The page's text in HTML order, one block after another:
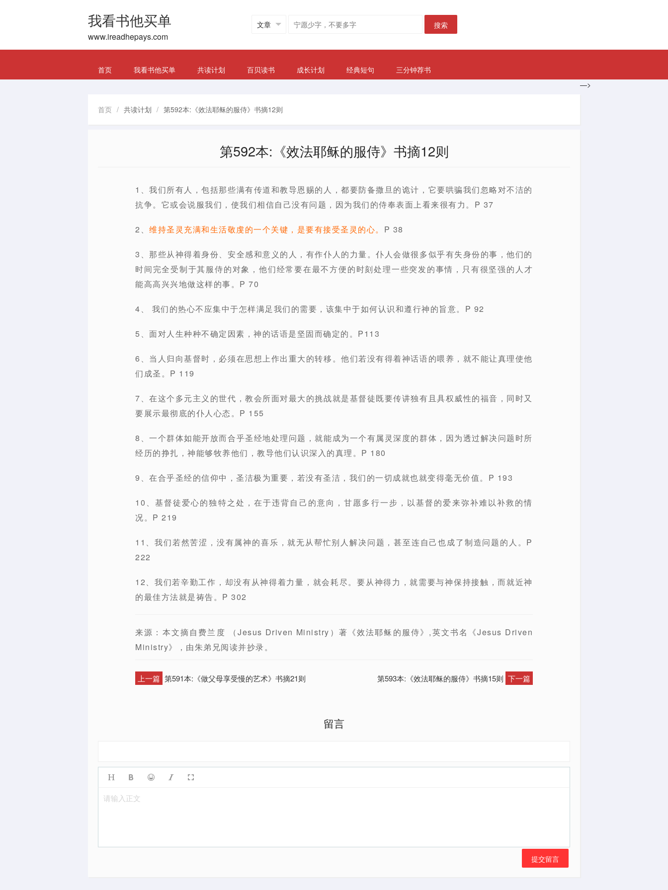
我看书他买单
www.ireadhepays.com
搜索
首页 我看书他买单 共读计划 百贝读书 成长计划 经典短句
三分钟荐书
—>
首页 / 共读计划 / 第592本:《效法耶稣的服侍》书摘12则
第592本:《效法耶稣的服侍》书摘12则
1、我们所有人，包括那些满有传道和教导恩赐的人，都要防备撒旦的诡计，它要哄骗我们忽略对不洁的
抗争。它或会说服我们，使我们相信自己没有问题，因为我们的侍奉表面上看来很有力。P 37
2、 维持圣灵充满和生活敬虔的一个关键，是要有接受圣灵的心。 P 38
3、那些从神得着身份、安全感和意义的人，有作仆人的力量。仆人会做很多似乎有失身份的事，他们的
时间完全受制于其服侍的对象，他们经常要在最不方便的时刻处理一些突发的事情，只有很坚强的人才
能高高兴兴地做这样的事。P 70
4、 我们的热心不应集中于怎样满足我们的需要，该集中于如何认识和遵行神的旨意。P 92
5、面对人生种种不确定因素，神的话语是坚固而确定的。P113
6、当人归向基督时，必须在思想上作出重大的转移。他们若没有得着神话语的喂养，就不能让真理使他
们成圣。P 119
7、在这个多元主义的世代，教会所面对最大的挑战就是基督徒既要传讲独有且具权威性的福音，同时又
要展示最彻底的仆人心态。P 155
8、一个群体如能开放而合乎圣经地处理问题，就能成为一个有属灵深度的群体，因为透过解决问题时所
经历的挣扎，神能够牧养他们，教导他们认识深入的真理。P 180
9、在合乎圣经的信仰中，圣洁极为重要，若没有圣洁，我们的一切成就也就变得毫无价值。P 193
10、基督徒爱心的独特之处，在于违背自己的意向，甘愿多行一步，以基督的爱来弥补难以补救的情
况。P 219
11、我们若然苦涩，没有属神的喜乐，就无从帮忙别人解决问题，甚至连自己也成了制造问题的人。P
222
12、我们若辛勤工作，却没有从神得着力量，就会耗尽。要从神得力，就需要与神保持接触，而就近神
的最佳方法就是祷告。P 302
来源：本文摘自费兰度 （Jesus Driven Ministry）著《效法耶稣的服侍》,英文书名《Jesus Driven
Ministry》，由朱弟兄阅读并抄录。
上一篇 第591本:《做父母享受慢的艺术》书摘21则 第593本:《效法耶稣的服侍》书摘15则 下一篇
留言
请输入正文
提交留言